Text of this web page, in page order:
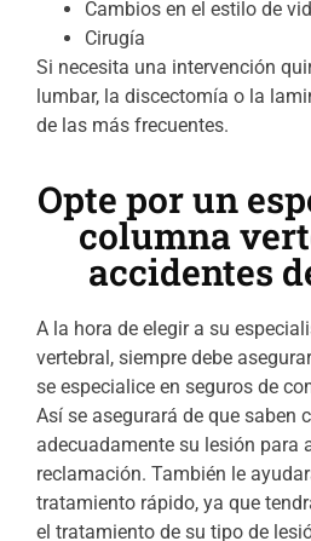
Cambios en el estilo de
Cirugía
Si necesita una intervención
lumbar, la discectomía o la
de las más frecuentes.
Opte por un
columna
accidentes
A la hora de elegir a su
vertebral, siempre debe
se especialice en seguros de
Así se asegurará de que saben
adecuadamente su lesión para
reclamación. También le
tratamiento rápido, ya que
el tratamiento de su tipo de